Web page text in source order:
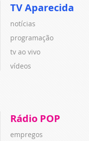
TV Aparecida
notícias
programação
tv ao vivo
vídeos
Rádio POP
empregos